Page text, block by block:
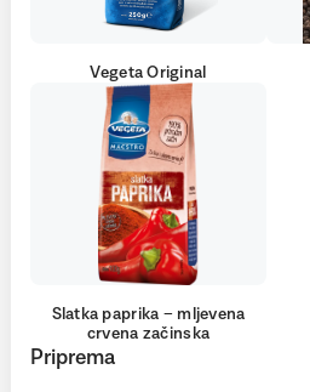
Vegeta Original
Slatka paprika – mljevena
crvena začinska
Priprema